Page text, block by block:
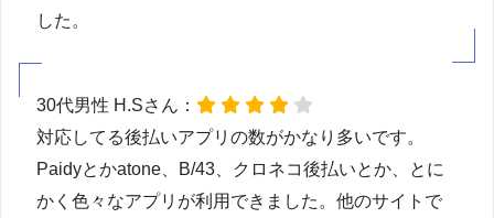
した。
30代男性 H.Sさん：
対応してる後払いアプリの数がかなり多いです。
Paidyとかatone、B/43、クロネコ後払いとか、とに
かく色々なアプリが利用できました。他のサイトで